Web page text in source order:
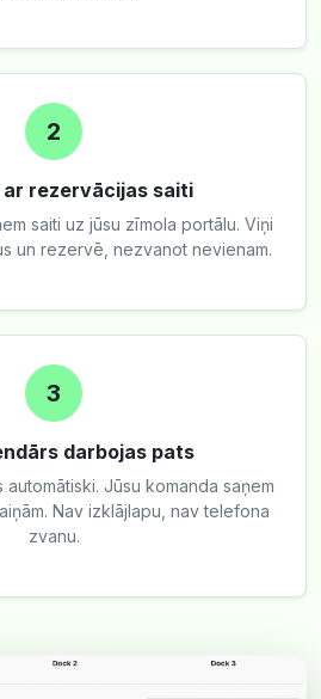
2
ar rezervācijas saiti
saiti uz jūsu zīmola portālu. Viņi
un rezervē, nezvanot nevienam.
3
darbojas pats
Jūsu komanda saņem
Nav izklājlapu, nav telefona
zvanu.